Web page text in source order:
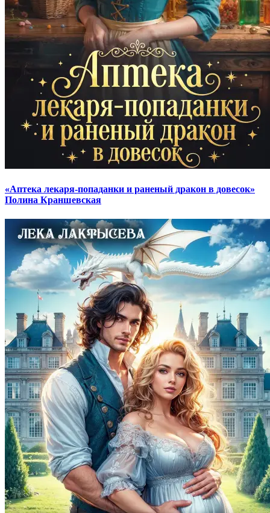
«Аптека лекаря-попаданки и раненый дракон в довесок»
Полина Краншевская